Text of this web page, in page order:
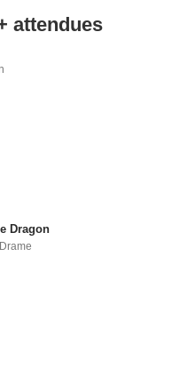
attendues
Dragon
Drame